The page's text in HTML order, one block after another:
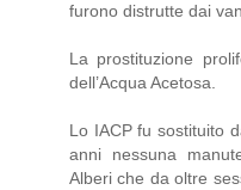
furono distrutte dai
La prostituzione
dell’Acqua Acetosa.
Lo IACP fu sostituito
anni nessuna
Alberi che da oltre